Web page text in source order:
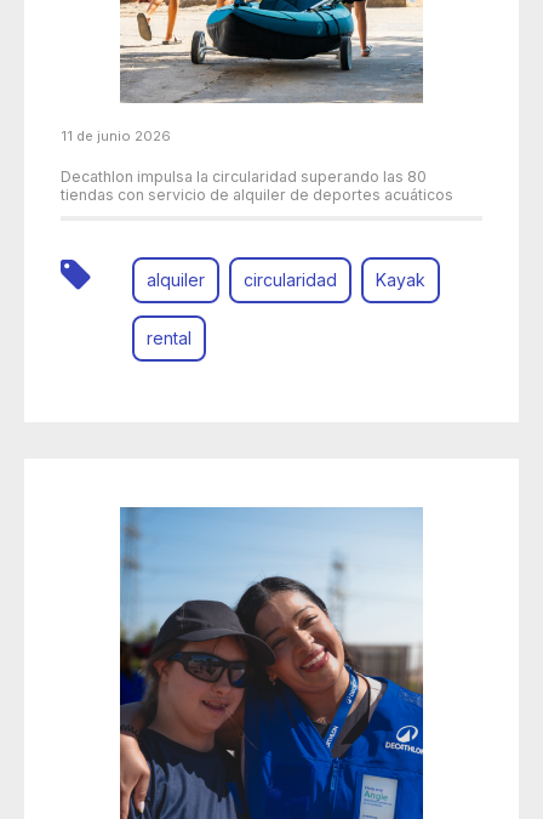
11 de junio 2026
Decathlon impulsa la circularidad superando las 80
tiendas con servicio de alquiler de deportes acuáticos
alquiler circularidad Kayak
rental